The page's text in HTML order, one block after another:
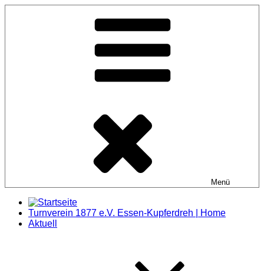
Menü
Turnverein 1877 e.V. Essen-Kupferdreh | Home
Aktuell